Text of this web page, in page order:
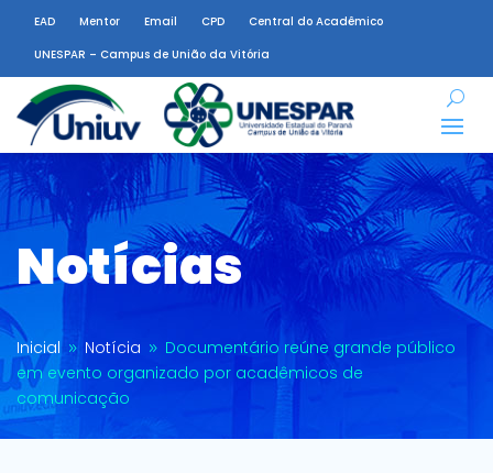
EAD Mentor Email CPD
Central do Acadêmico
UNESPAR – Campus de União da Vitória
Notícias
Inicial 9 Notícia 9 Documentário reúne grande público
em evento organizado por acadêmicos de
comunicação